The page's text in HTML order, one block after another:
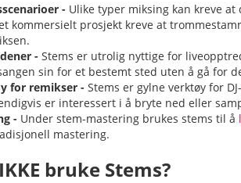
- Ulike typer miksing kan kreve
kommersielt prosjekt kreve at
- Stems er utrolig nyttige for
sin for et bestemt sted uten å gå for
for remikser - Stems er gylne verktøy for
er interessert i å bryte ned eller
- Under stem-mastering brukes stems til å
mastering.
bruke Stems?